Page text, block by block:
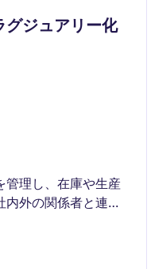
グジュアリー化
管理し、在庫や生産
外の関係者と連携